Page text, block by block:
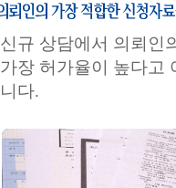
신규 상담에서 의뢰인
가장 허가율이 높다고
니다.